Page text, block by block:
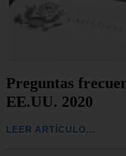
Preguntas
EE.UU. 2020
LEER ARTÍCULO...